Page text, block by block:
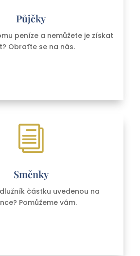
Půjčky
peníze a nemůžete je získat
Obraťte se na nás.
i
Směnky
částku uvedenou na
Pomůžeme vám.